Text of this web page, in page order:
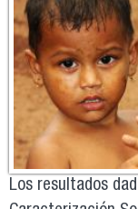
Los resultados